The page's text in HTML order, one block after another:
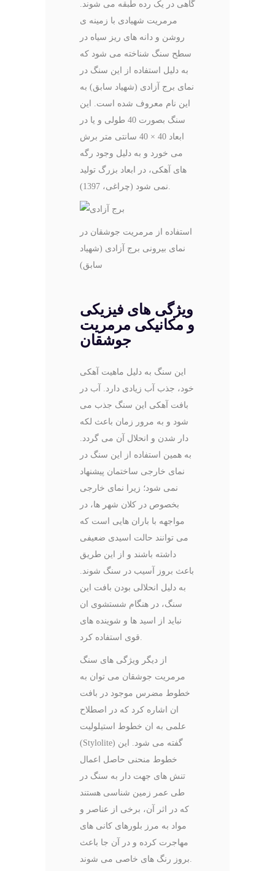
گاهی در یک رده طبقه می شوند.
مرمریت شهیادی با زمینه ی
روشن و دانه های ریز سیاه در
سطح سنگ شناخته می شود که
به دلیل استفاده از این سنگ در
نمای برج آزادی (شهیاد سابق) به
این نام معروف شده است. این
سنگ بصورت 40 طولی و یا در
ابعاد 40 × 40 سانتی متر برش
می خورد و به دلیل وجود رگه
های آهکی، در ابعاد بزرگ تولید
استفاده از مرمریت جوشقان در
نمای بیرونی برج آزادی (شهیاد
سابق)
ویژگی های فیزیکی
و مکانیکی مرمریت
جوشقان
این سنگ به دلیل ماهیت آهکی
خود، جذب آب زیادی دارد. آب در
بافت آهکی این سنگ جذب می
شود و به مرور زمان باعث لکه
دار شدن و انحلال آن می گردد.
به همین استفاده از این سنگ در
نمای خارجی ساختمان پیشنهاد
نمی شود؛ زیرا نمای خارجی
بخصوص در کلان شهر ها، در
مواجهه با باران هایی است که
می توانند حالت اسیدی ضعیفی
داشته باشند و از این طریق
باعث بروز آسیب در سنگ شوند.
به دلیل انحلالی بودن بافت این
سنگ، در هنگام شستشوی ان
نباید از اسید ها و شوینده های
از دیگر ویژگی های سنگ
مرمریت جوشقان می توان به
خطوط مضرس موجود در بافت
ان اشاره کرد که در اصطلاح
علمی به ان خطوط استیلولیت
(Stylolite) گفته می شود. این
خطوط منحنی حاصل اعمال
تنش های جهت دار به سنگ در
طی عمر زمین شناسی هستند
که در اثر آن، برخی از عناصر و
مواد به مرز بلورهای کانی های
مهاجرت کرده و در آن جا باعث